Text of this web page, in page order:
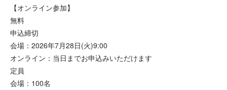
【オンライン参加】
無料
申込締切
会場：2026年7月28日(火)9:00
オンライン：当日までお申込みいただけます
定員
会場：100名